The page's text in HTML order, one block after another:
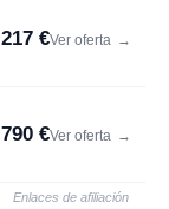
217 €Ver oferta →
790 €Ver oferta →
Enlaces de afiliación